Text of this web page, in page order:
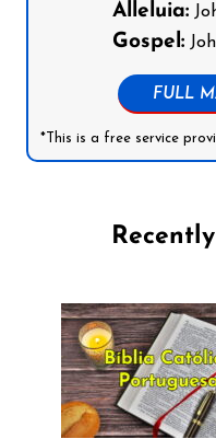
Alleluia:
Gospel:
FULL
*This is a free service